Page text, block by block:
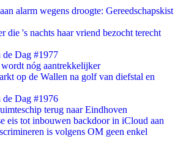
alarm wegens droogte: Gereedschapskist
die 's nachts haar vriend bezocht terecht
de Dag #1977
nóg aantrekkelijker
op de Wallen na golf van diefstal en
de Dag #1976
terug naar Eindhoven
eis tot inbouwen backdoor in iCloud aan
is volgens OM geen enkel